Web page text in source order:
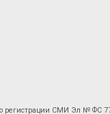
регистрации СМИ Эл № ФС